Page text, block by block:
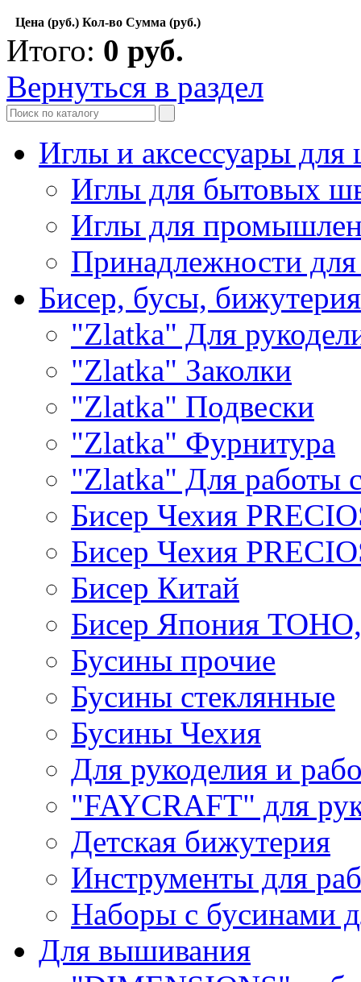
Цена (руб.) Кол-во Сумма (руб.)
Итого: 0 руб.
Вернуться в раздел
Иглы и аксессуары
Иглы для бытовых
Иглы для
Принадлежности
Бисер, бусы, бижутерия
"Zlatka" Для
"Zlatka" Заколки
"Zlatka" Подвески
"Zlatka" Фурнитура
"Zlatka" Для работы
Бисер Чехия
Бисер Чехия
Бисер Китай
Бисер Япония
Бусины прочие
Бусины стеклянные
Бусины Чехия
Для рукоделия и
"FAYCRAFT" для
Детская бижутерия
Инструменты для
Наборы с бусинами
Для вышивания